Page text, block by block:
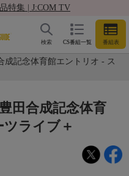
特集 | J:COM TV
CS番組一覧 番組表
検索
成記念体育館エントリオ - ス
田合成記念体育
ライブ＋